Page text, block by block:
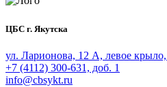
ЦБС г. Якутска
ул. Ларионова, 12 А, левое
+7 (4112) 300-631, доб. 1
info@cbsykt.ru